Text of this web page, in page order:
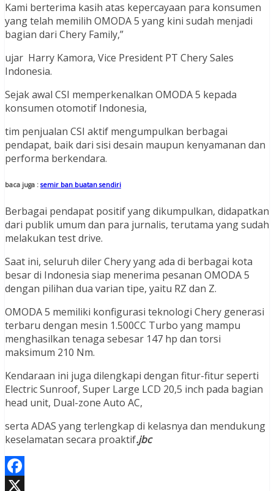
Kami berterima kasih atas kepercayaan para konsumen
yang telah memilih OMODA 5 yang kini sudah menjadi
bagian dari Chery Family,”
ujar Harry Kamora, Vice President PT Chery Sales
Indonesia.
Sejak awal CSI memperkenalkan OMODA 5 kepada
konsumen otomotif Indonesia,
tim penjualan CSI aktif mengumpulkan berbagai
pendapat, baik dari sisi desain maupun kenyamanan dan
performa berkendara.
baca juga : semir ban buatan sendiri
Berbagai pendapat positif yang dikumpulkan, didapatkan
dari publik umum dan para jurnalis, terutama yang sudah
melakukan test drive.
Saat ini, seluruh diler Chery yang ada di berbagai kota
besar di Indonesia siap menerima pesanan OMODA 5
dengan pilihan dua varian tipe, yaitu RZ dan Z.
OMODA 5 memiliki konfigurasi teknologi Chery generasi
terbaru dengan mesin 1.500CC Turbo yang mampu
menghasilkan tenaga sebesar 147 hp dan torsi
maksimum 210 Nm.
Kendaraan ini juga dilengkapi dengan fitur-fitur seperti
Electric Sunroof, Super Large LCD 20,5 inch pada bagian
head unit, Dual-zone Auto AC,
serta ADAS yang terlengkap di kelasnya dan mendukung
keselamatan secara proaktif.jbc
Facebook